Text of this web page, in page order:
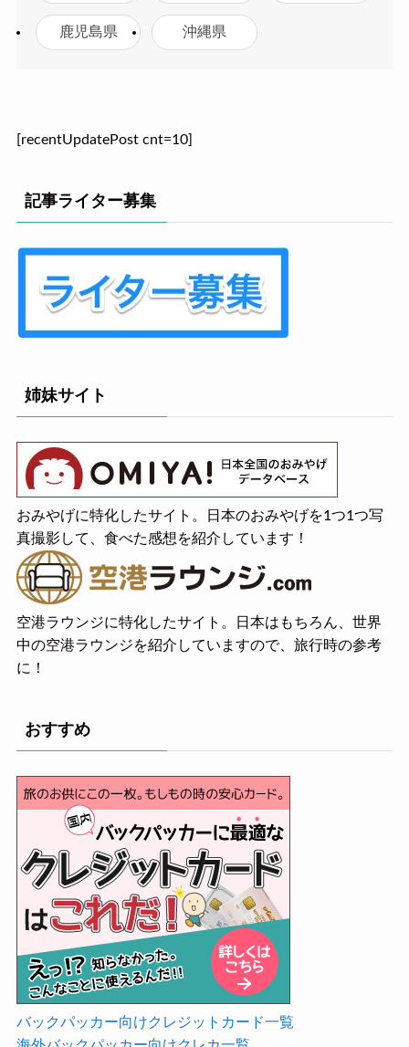
鹿児島県 沖縄県
[recentUpdatePost cnt=10]
記事ライター募集
姉妹サイト
おみやげに特化したサイト。日本のおみやげを1つ1つ写
真撮影して、食べた感想を紹介しています！
空港ラウンジに特化したサイト。日本はもちろん、世界
中の空港ラウンジを紹介していますので、旅行時の参考
に！
おすすめ
バックパッカー向けクレジットカード一覧